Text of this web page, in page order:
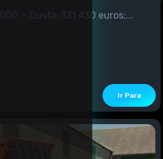
LEXION série 5000-8000: - Custo: 331 430 euros;...
Ir Para